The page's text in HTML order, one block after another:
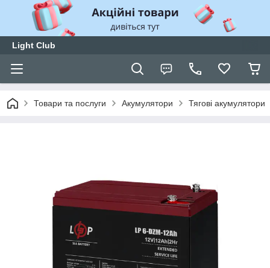
Light Club
Товари та послуги Акумулятори Тягові акумулятори